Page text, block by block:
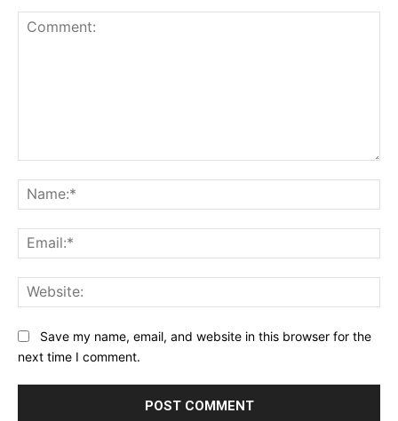
Save my name, email, and website in this browser for the
next time I comment.